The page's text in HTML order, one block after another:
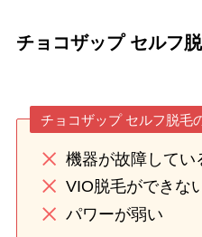
チョコザップ セルフ
チョコザップ セルフ脱毛
機器が故障してい
VIO脱毛ができな
パワーが弱い